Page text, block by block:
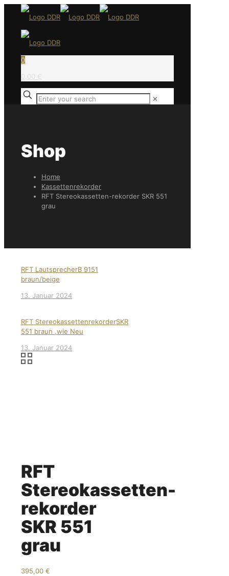
0
0,00 €
✕
Shop
Home
Kassettenrekorder
RFT Stereokassetten-rekorder SKR 551
grau
RFT LautsprecherB 9151
braun/beige
13. Januar 2024
RFT StereokassettenrekorderSKR
551 braun ,wie Neu
13. Januar 2024
RFT
Stereokassetten-
rekorder
SKR 551
grau
395,00 €